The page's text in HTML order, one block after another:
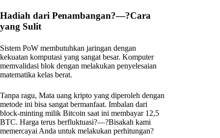
Hadiah dari Penambangan?—?Cara
yang Sulit
Sistem PoW membutuhkan jaringan dengan
kekuatan komputasi yang sangat besar. Komputer
memvalidasi blok dengan melakukan penyelesaian
matematika kelas berat.
Tanpa ragu, Mata uang kripto yang diperoleh dengan
metode ini bisa sangat bermanfaat. Imbalan dari
block-minting milik Bitcoin saat ini membayar 12,5
BTC. Harga terus berfluktuasi?—?Bisakah kami
memercayai Anda untuk melakukan perhitungan?